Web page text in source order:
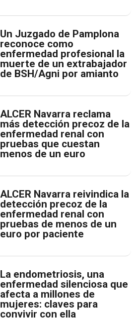
Un Juzgado de Pamplona
reconoce como
enfermedad profesional la
muerte de un extrabajador
de BSH/Agni por amianto
ALCER Navarra reclama
más detección precoz de la
enfermedad renal con
pruebas que cuestan
menos de un euro
ALCER Navarra reivindica la
detección precoz de la
enfermedad renal con
pruebas de menos de un
euro por paciente
La endometriosis, una
enfermedad silenciosa que
afecta a millones de
mujeres: claves para
convivir con ella